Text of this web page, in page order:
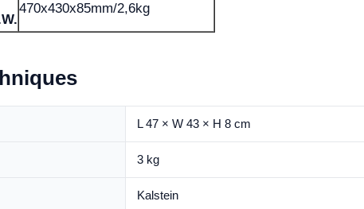
470x430x85mm/2,6kg
L 47 × W 43 × H 8 cm
3 kg
Kalstein